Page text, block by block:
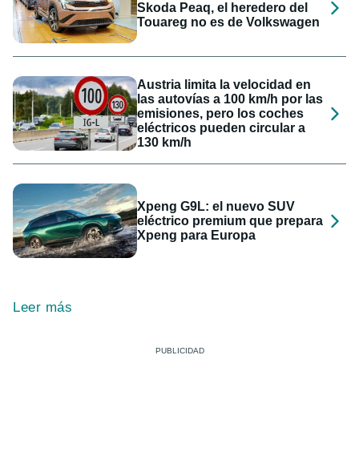
Skoda Peaq, el heredero del
Touareg no es de Volkswagen
Austria limita la velocidad en
las autovías a 100 km/h por las
emisiones, pero los coches
eléctricos pueden circular a
130 km/h
Xpeng G9L: el nuevo SUV
eléctrico premium que prepara
Xpeng para Europa
Leer más